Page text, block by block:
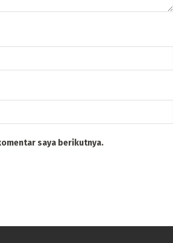
saya berikutnya.